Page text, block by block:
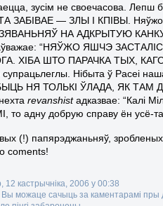
зусім не своечасова.
— ЗЛЫ І КПІВЫ. Няўжо
НА АДКРЫТУЮ
“НЯЎЖО ЯШЧЭ
ХІБА ШТО ПАРАЧКА ТЫХ, КАГО
Нібыта ў Расеі
НЯ ТОЛЬКІ ЎЛАДА, ЯК ТАМ
revanshistадказвае: “Калі
добрую справу ён усё-такі
(!) папярэджаньняў,
coments!
12 кастрычніка, 2006 у 00:38
. Вы можаце сачыць за каментарамі пры